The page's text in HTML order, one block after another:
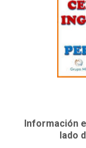
Información
lado